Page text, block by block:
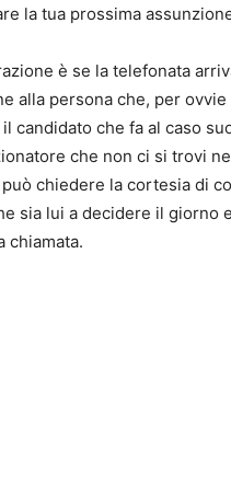
la tua prossima
è se la telefonata
alla persona che, per
candidato che fa al caso
che non ci si trovi
chiedere la cortesia di
sia lui a decidere il giorno
chiamata.